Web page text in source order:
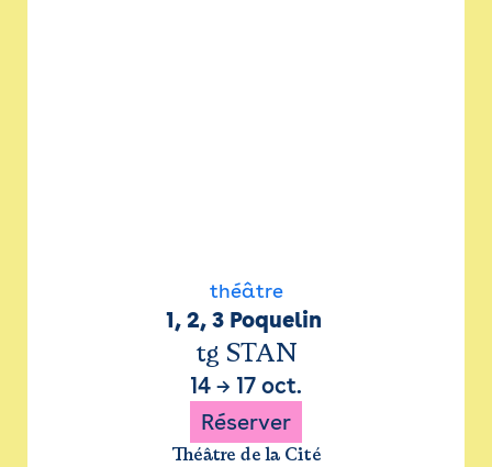
théâtre
1, 2, 3 Poquelin
tg STAN
14 → 17 oct.
Réserver
Théâtre de la Cité